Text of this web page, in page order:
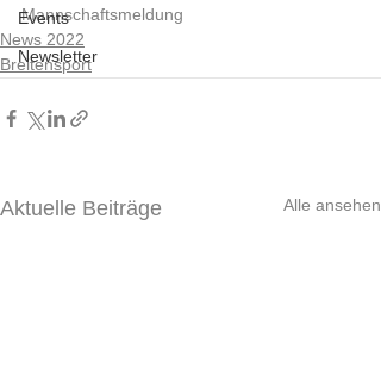
Events
Newsletter
Mannschaftsmeldung
News 2022
Breitensport
Aktuelle Beiträge Alle ansehen